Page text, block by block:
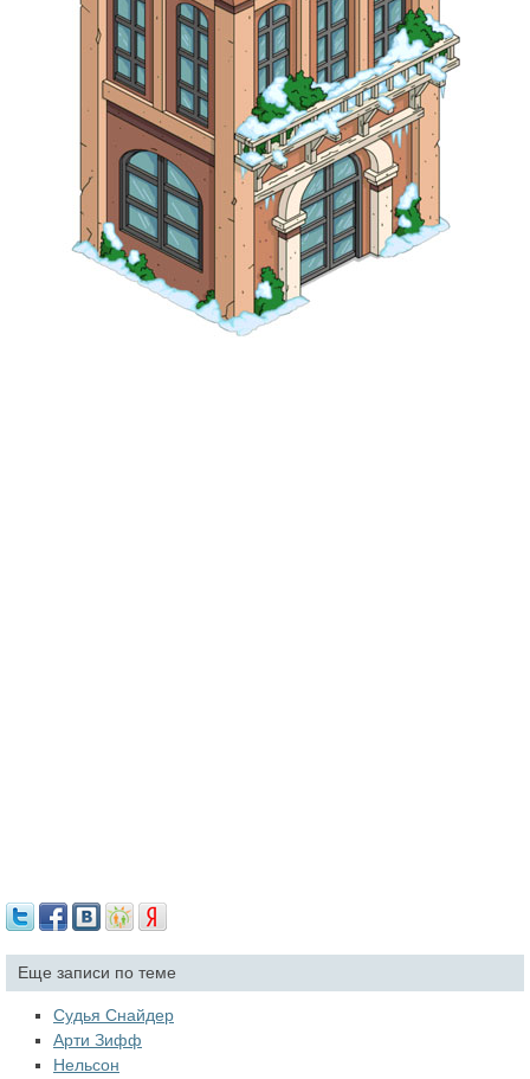
Еще записи по теме
Судья Снайдер
Арти Зифф
Нельсон